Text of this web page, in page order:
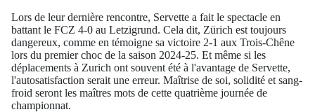
Lors de leur dernière rencontre, Servette a fait le spectacle en
battant le FCZ 4-0 au Letzigrund. Cela dit, Zürich est toujours
dangereux, comme en témoigne sa victoire 2-1 aux Trois-Chêne
lors du premier choc de la saison 2024-25. Et même si les
déplacements à Zurich ont souvent été à l'avantage de Servette,
l'autosatisfaction serait une erreur. Maîtrise de soi, solidité et sang-
froid seront les maîtres mots de cette quatrième journée de
championnat.